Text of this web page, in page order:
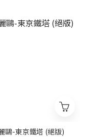
鷗-東京鐵塔 (絕版)